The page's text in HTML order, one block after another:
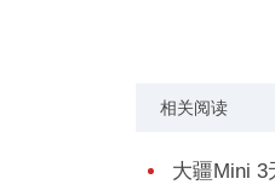
相关阅读
大疆Mini 3